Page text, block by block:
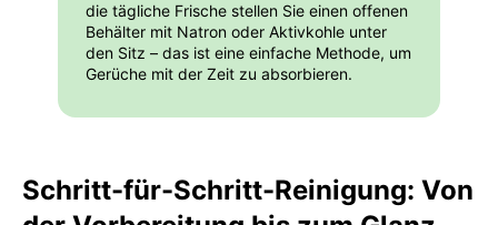
die tägliche Frische stellen Sie einen offenen
Behälter mit Natron oder Aktivkohle unter
den Sitz – das ist eine einfache Methode, um
Gerüche mit der Zeit zu absorbieren.
Schritt-für-Schritt-Reinigung: Von